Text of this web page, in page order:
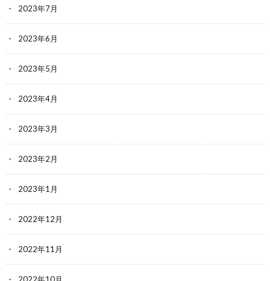
2023年7月
2023年6月
2023年5月
2023年4月
2023年3月
2023年2月
2023年1月
2022年12月
2022年11月
2022年10月